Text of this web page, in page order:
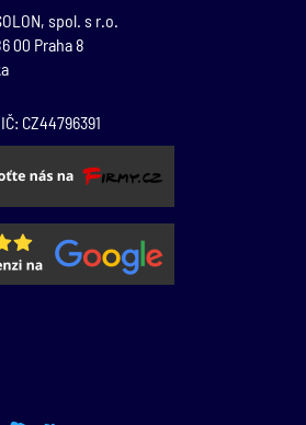
spol. s r.o.
00 Praha 8
CZ44796391